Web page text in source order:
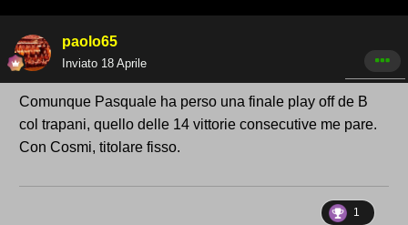
paolo65
Inviato 18 Aprile
Comunque Pasquale ha perso una finale play off de B
col trapani, quello delle 14 vittorie consecutive me pare.
Con Cosmi, titolare fisso.
1